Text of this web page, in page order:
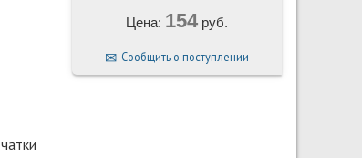
Цена: 154руб.
Сообщить о поступлении